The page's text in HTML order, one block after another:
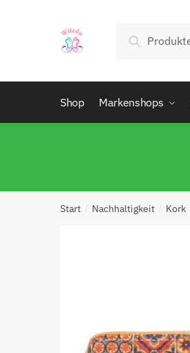
Suchen
Shop Markenshops
Start / Nachhaltigkeit / Kork